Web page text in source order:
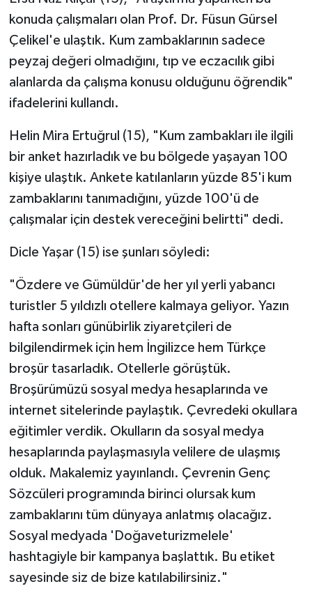
konuda çalışmaları olan Prof. Dr. Füsun Gürsel
Çelikel'e ulaştık. Kum zambaklarının sadece
peyzaj değeri olmadığını, tıp ve eczacılık gibi
alanlarda da çalışma konusu olduğunu öğrendik"
ifadelerini kullandı.
Helin Mira Ertuğrul (15), "Kum zambakları ile ilgili
bir anket hazırladık ve bu bölgede yaşayan 100
kişiye ulaştık. Ankete katılanların yüzde 85'i kum
zambaklarını tanımadığını, yüzde 100'ü de
çalışmalar için destek vereceğini belirtti" dedi.
Dicle Yaşar (15) ise şunları söyledi:
"Özdere ve Gümüldür'de her yıl yerli yabancı
turistler 5 yıldızlı otellere kalmaya geliyor. Yazın
hafta sonları günübirlik ziyaretçileri de
bilgilendirmek için hem İngilizce hem Türkçe
broşür tasarladık. Otellerle görüştük.
Broşürümüzü sosyal medya hesaplarında ve
internet sitelerinde paylaştık. Çevredeki okullara
eğitimler verdik. Okulların da sosyal medya
hesaplarında paylaşmasıyla velilere de ulaşmış
olduk. Makalemiz yayınlandı. Çevrenin Genç
Sözcüleri programında birinci olursak kum
zambaklarını tüm dünyaya anlatmış olacağız.
Sosyal medyada 'Doğaveturizmelele'
hashtagiyle bir kampanya başlattık. Bu etiket
sayesinde siz de bize katılabilirsiniz."